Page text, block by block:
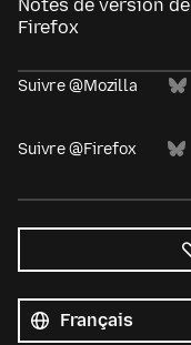
Notes de version de
Firefox
Suivre @Mozilla
Suivre @Firefox
les
langues
Langue